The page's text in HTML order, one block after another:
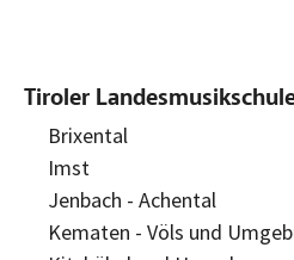
Tiroler
Brixental
Imst
Jenbach - Achental
Kematen - Völs und